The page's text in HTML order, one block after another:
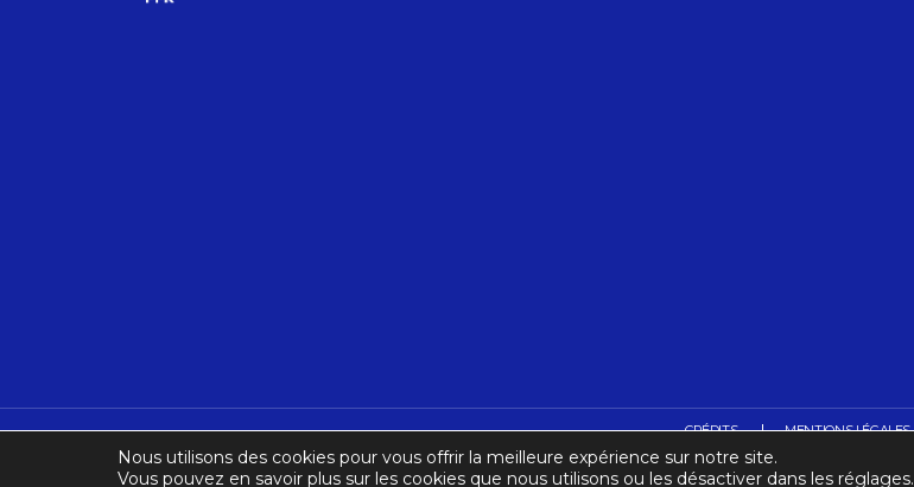
CRÉDITS MENTIONS LÉGALES
Nous utilisons des cookies pour vous offrir la meilleure expérience sur notre site.
Vous pouvez en savoir plus sur les cookies que nous utilisons ou les désactiver dans les réglages.